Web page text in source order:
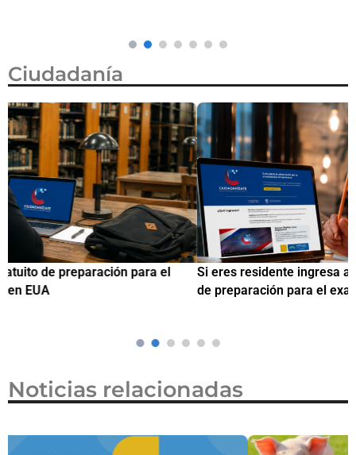
Ciudadanía
Si eres residente ingresa a Ciudadanízate, el curso gratuito
de preparación para el examen de naturalización en EUA
Noticias relacionadas